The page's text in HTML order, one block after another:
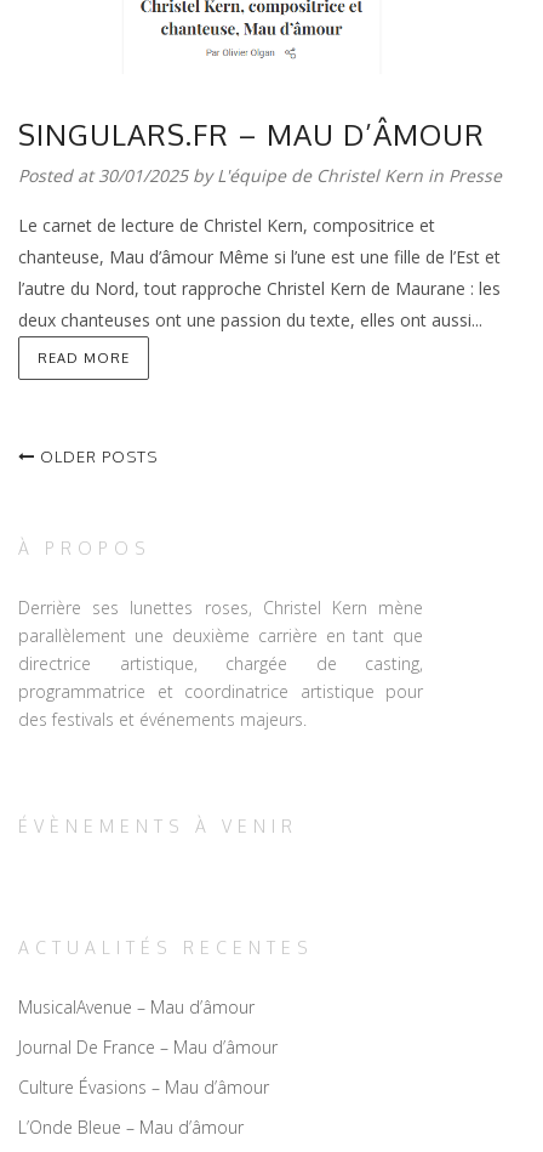
SINGULARS.FR – MAU D’ÂMOUR
Posted at 30/01/2025 byL'équipe de Christel Kern in Presse
Le carnet de lecture de Christel Kern, compositrice et
chanteuse, Mau d’âmour Même si l’une est une fille de l’Est et
l’autre du Nord, tout rapproche Christel Kern de Maurane : les
deux chanteuses ont une passion du texte, elles ont aussi...
READ MORE
OLDER POSTS
À PROPOS
Derrière ses lunettes roses, Christel Kern mène
parallèlement une deuxième carrière en tant que
directrice artistique, chargée de casting,
programmatrice et coordinatrice artistique pour
des festivals et événements majeurs.
ÉVÈNEMENTS À VENIR
ACTUALITÉS RECENTES
MusicalAvenue – Mau d’âmour
Journal De France – Mau d’âmour
Culture Évasions – Mau d’âmour
L’Onde Bleue – Mau d’âmour